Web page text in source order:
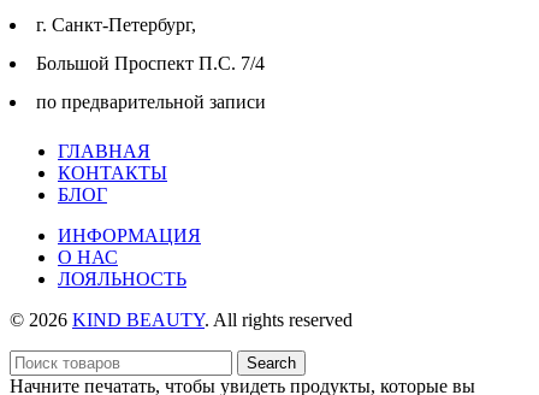
г. Cанкт-Петербург,
Большой Проспект П.С. 7/4
по предварительной записи
ГЛАВНАЯ
КОНТАКТЫ
БЛОГ
ИНФОРМАЦИЯ
О НАС
ЛОЯЛЬНОСТЬ
© 2026 KIND BEAUTY. All rights reserved
Search
Начните печатать, чтобы увидеть продукты, которые вы